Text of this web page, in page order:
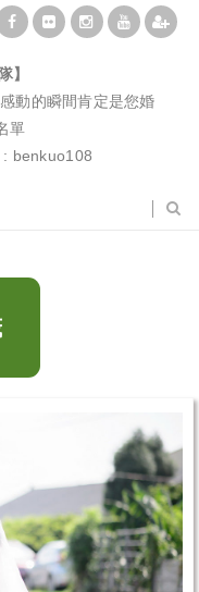
】
動的瞬間肯定是您婚
單
benkuo108